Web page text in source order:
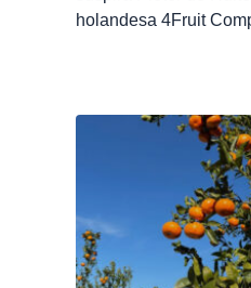
holandesa 4Fruit